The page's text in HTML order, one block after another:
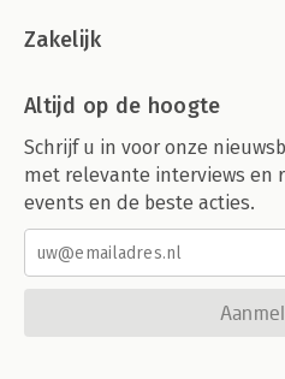
Zakelijk
Altijd op de hoogte
Schrijf u in voor onze
met relevante interviews en
events en de beste acties.